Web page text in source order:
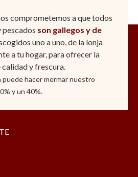
comprometemos a que todos
pescados son gallegos y de
uno a uno, de la lonja
a tu hogar, para ofrecer la
y frescura.
puede hacer mermar nuestro
y un 40%.